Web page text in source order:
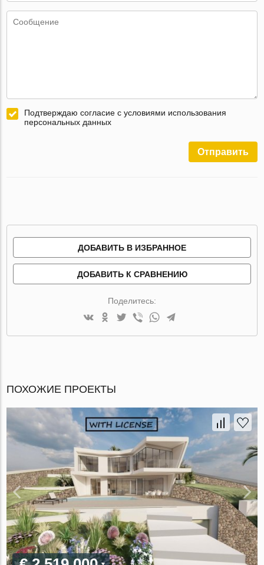
Подтверждаю согласие с условиями использования
персональных данных
Отправить
ДОБАВИТЬ В ИЗБРАННОЕ
ДОБАВИТЬ К СРАВНЕНИЮ
Поделитесь:
ПОХОЖИЕ ПРОЕКТЫ